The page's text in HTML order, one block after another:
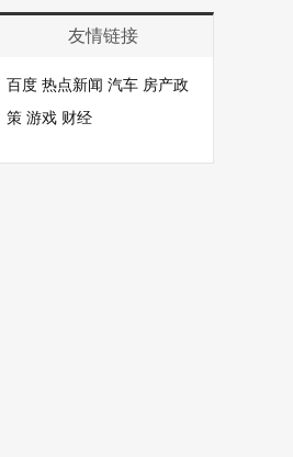
友情链接
百度 热点新闻 汽车 房产政
策 游戏 财经